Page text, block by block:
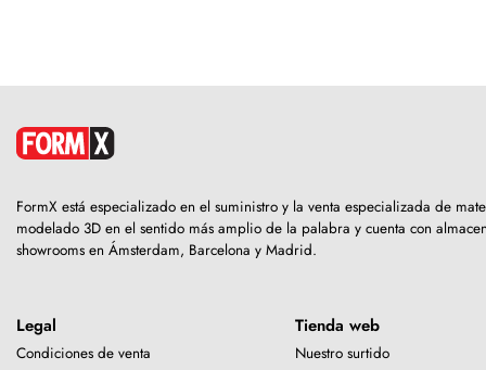
FormX está especializado en el suministro y la venta especializada de
modelado 3D en el sentido más amplio de la palabra y cuenta con
showrooms en Ámsterdam, Barcelona y Madrid.
Legal
Condiciones de venta
Tienda web
Nuestro surtido